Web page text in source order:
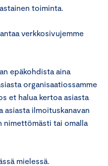
toiminta.
verkkosivujemme
epäkohdista aina
organisaatiossamme
et halua kertoa asiasta
ilmoituskanavan
nimettömästi tai omalla
mielessä.